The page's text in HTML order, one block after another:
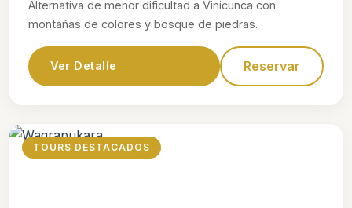
Alternativa de menor dificultad a Vinicunca con
montañas de colores y bosque de piedras.
Ver Detalle Reservar
TOURS DESTACADOS